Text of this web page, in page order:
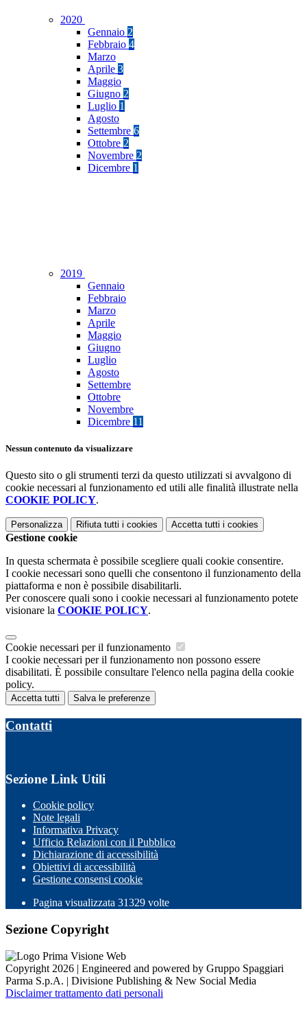
2020
Gennaio 2
Febbraio 4
Marzo
Aprile 3
Maggio
Giugno 2
Luglio 1
Agosto
Settembre 6
Ottobre 2
Novembre 2
Dicembre 1
2019
Gennaio
Febbraio
Marzo
Aprile
Maggio
Giugno
Luglio
Agosto
Settembre
Ottobre
Novembre
Dicembre 11
Nessun contenuto da visualizzare
Questo sito o gli strumenti terzi da questo utilizzati si avvalgono di
cookie necessari al funzionamento ed utili alle finalità illustrate nella
COOKIE POLICY.
Personalizza Rifiuta tutti i cookies Accetta tutti i cookies
Gestione cookie
In questa schermata è possibile scegliere quali cookie consentire.
I cookie necessari sono quelli che consentono il funzionamento della
piattaforma e non è possibile disabilitarli.
Per conoscere quali sono i cookie necessari al funzionamento potete
visionare la COOKIE POLICY.
Cookie necessari per il funzionamento
I cookie necessari per il funzionamento non possono essere
disabilitati. È possibile consultare l'elenco nella pagina della cookie
policy.
Accetta tutti Salva le preferenze
Contatti
Sezione Link Utili
Cookie policy
Note legali
Informativa Privacy
Ufficio Relazioni con il Pubblico
Dichiarazione di accessibilità
Obiettivi di accessibilità
Gestione consensi cookie
Pagina visualizzata 31329 volte
Sezione Copyright
Copyright 2026 | Engineered and powered by Gruppo Spaggiari
Parma S.p.A. | Divisione Publishing & New Social Media
Disclaimer trattamento dati personali